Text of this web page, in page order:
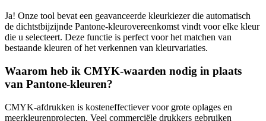
Ja! Onze tool bevat een geavanceerde kleurkiezer die automatisch
de dichtstbijzijnde Pantone-kleurovereenkomst vindt voor elke kleur
die u selecteert. Deze functie is perfect voor het matchen van
bestaande kleuren of het verkennen van kleurvariaties.
Waarom heb ik CMYK-waarden nodig in plaats
van Pantone-kleuren?
CMYK-afdrukken is kosteneffectiever voor grote oplages en
meerkleurenprojecten. Veel commerciële drukkers gebruiken